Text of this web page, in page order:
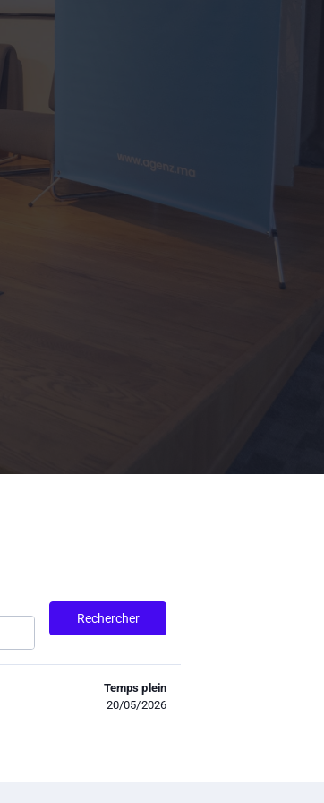
Rechercher
Temps plein
20/05/2026